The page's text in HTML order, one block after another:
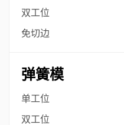
双工位
免切边
弹簧模
单工位
双工位